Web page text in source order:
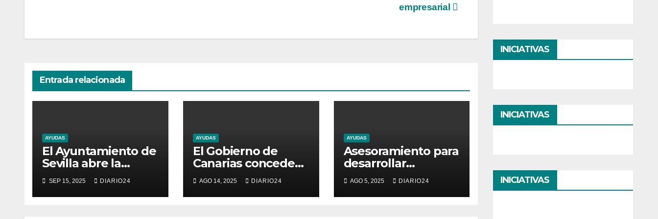
empresarial
Entrada relacionada
AYUDAS
El Ayuntamiento de
Sevilla abre la
convocatoria para
subvenciones al
fomento y apoyo al
SEP 15, 2025 DIARIO24
AYUDAS
El Gobierno de
Canarias concede
305.000 euros de
fondos propios en
ayudas a la
AGO 14, 2025 DIARIO24
AYUDAS
Asesoramiento para
desarrollar
empresas del
sector de la moda y
textil
AGO 5, 2025 DIARIO24
INICIATIVAS
INICIATIVAS
INICIATIVAS